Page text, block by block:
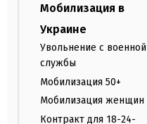
Мобилизация в
Украине
Увольнение с военной
службы
Мобилизация 50+
Мобилизация женщин
Контракт для 18-24-